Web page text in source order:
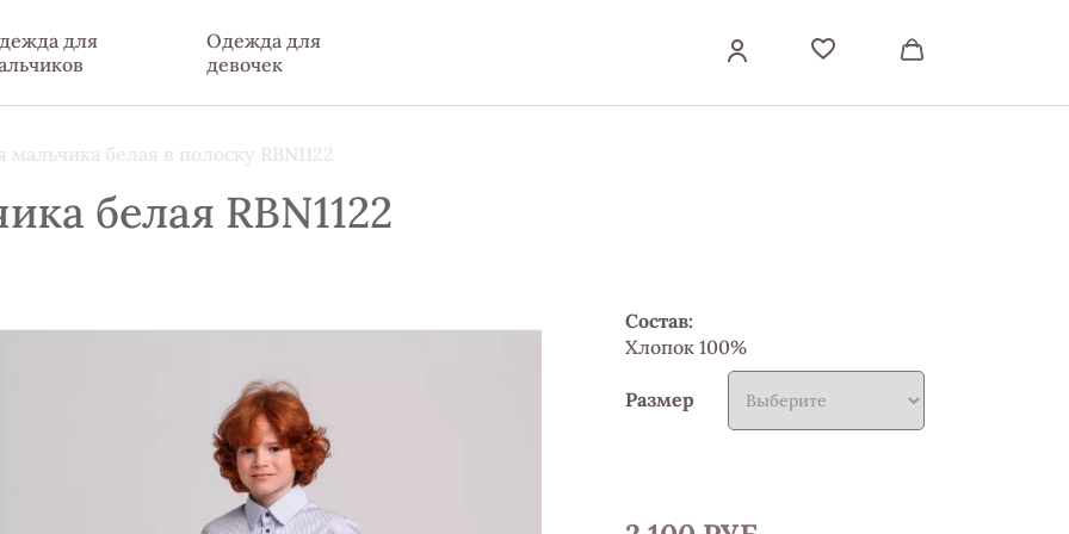
для
Одежда для
девочек
белая в полоску RBN1122
белая RBN1122
Состав:
Хлопок 100%
Размер